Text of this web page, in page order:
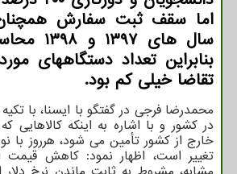
اما سقف ثبت سفارش
سال های
بنابراین تعداد دستگاههای
تقاضا خیلی كم بود.
محمدرضا فرجی در گفتگو با ایسنا، با تکیه
در کشور و با اشاره به اینکه کالاهایی
خارج از کشور تأمین می شود، هرروز با
تغییر است، اظهار نمود: کاهش قیمت